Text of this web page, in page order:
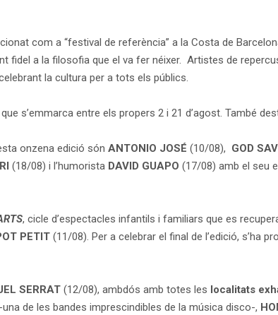
com a “festival de referència” a la Costa de
fidel a la filosofia que el va fer néixer. Artistes de
la cultura per a tots els públics.
s’emmarca entre els propers 2 i 21 d’agost. També
onzena edició són ANTONIO JOSÉ (10/08), GOD
(18/08) i l’humorista DAVID GUAPO (17/08) amb el seu
, cicle d’espectacles infantils i familiars que es
PETIT (11/08). Per a celebrar el final de l’edició, s’ha
SERRAT (12/08), ambdós amb totes les localitats
de les bandes imprescindibles de la música disco-,